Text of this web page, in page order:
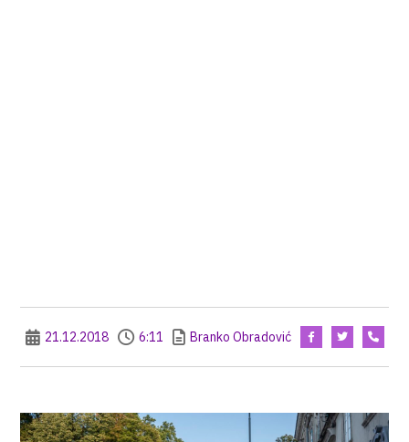
21.12.2018 6:11 Branko Obradović